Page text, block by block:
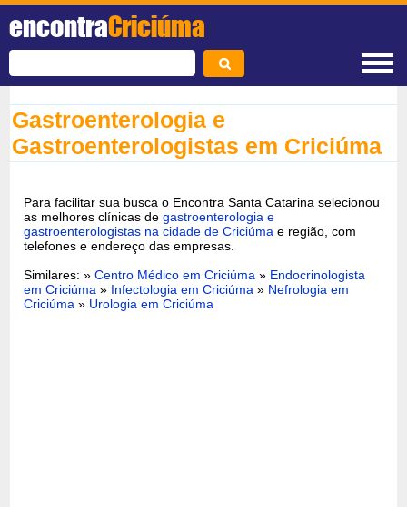
encontraCriciúma
Gastroenterologia e
Gastroenterologistas em Criciúma
Para facilitar sua busca o Encontra Santa Catarina selecionou
as melhores clínicas degastroenterologia e
gastroenterologistas na cidade de Criciúma e região, com
telefones e endereço das empresas.
Similares: »Centro Médico em Criciúma » Endocrinologista
em Criciúma » Infectologia em Criciúma » Nefrologia em
Criciúma » Urologia em Criciúma